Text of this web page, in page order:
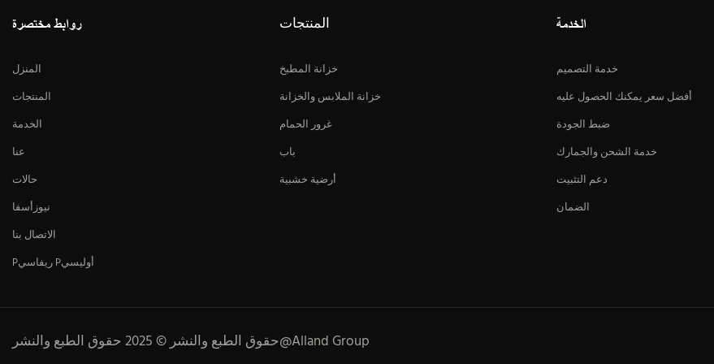
روابط مختصرة
المنزل
المنتجات
الخدمة
عنا
حالات
نيوزأسفا
الاتصال بنا
Pريفاسي Pأوليسي
المنتجات
خزانة المطبخ
خزانة الملابس والخزانة
غرور الحمام
باب
أرضية خشبية
الخدمة
خدمة التصميم
أفضل سعر يمكنك الحصول عليه
ضبط الجودة
خدمة الشحن والجمارك
دعم التثبيت
الضمان
حقوق الطبع والنشر © 2025 حقوق الطبع والنشر@Alland Group